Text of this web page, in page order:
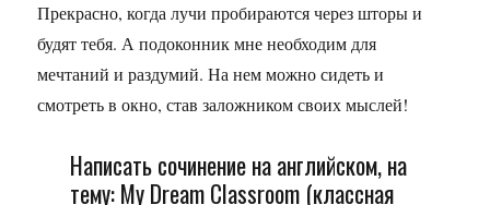
Прекрасно, когда лучи пробираются через шторы и
будят тебя. А подоконник мне необходим для
мечтаний и раздумий. На нем можно сидеть и
смотреть в окно, став заложником своих мыслей!
Написать сочинение на английском, на
тему: My Dream Classroom (классная